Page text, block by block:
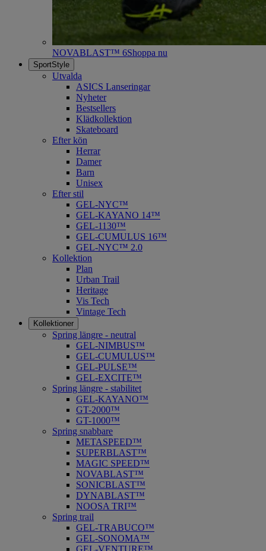
NOVABLAST™ 6Shoppa nu
SportStyle
Utvalda
ASICS Lanseringar
Nyheter
Bestsellers
Klädkollektion
Skateboard
Efter kön
Herrar
Damer
Barn
Unisex
Efter stil
GEL-NYC™
GEL-KAYANO 14™
GEL-1130™
GEL-CUMULUS 16™
GEL-NYC™ 2.0
Kollektion
Plan
Urban Trail
Heritage
Vis Tech
Vintage Tech
Kollektioner
Spring längre - neutral
​GEL-NIMBUS™
GEL-CUMULUS™
GEL-PULSE™
GEL-EXCITE™
Spring längre - stabilitet
GEL-KAYANO™
GT-2000™
GT-1000™
Spring snabbare
METASPEED™
SUPERBLAST™
MAGIC SPEED™
NOVABLAST™
SONICBLAST™
DYNABLAST™
NOOSA TRI™
Spring trail
GEL-TRABUCO™
GEL-SONOMA™
GEL-VENTURE™